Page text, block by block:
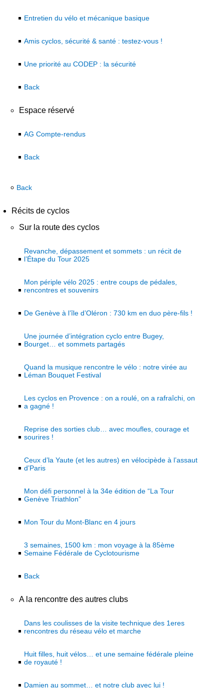
Entretien du vélo et mécanique basique
Amis cyclos, sécurité & santé : testez-vous !
Une priorité au CODEP : la sécurité
Back
Espace réservé
AG Compte-rendus
Back
Back
Récits de cyclos
Sur la route des cyclos
Revanche, dépassement et sommets : un récit de
l’Étape du Tour 2025
Mon périple vélo 2025 : entre coups de pédales,
rencontres et souvenirs
De Genève à l’île d’Oléron : 730 km en duo père-fils !
Une journée d’intégration cyclo entre Bugey,
Bourget… et sommets partagés
Quand la musique rencontre le vélo : notre virée au
Léman Bouquet Festival
Les cyclos en Provence : on a roulé, on a rafraîchi, on
a gagné !
Reprise des sorties club… avec moufles, courage et
sourires !
Ceux d’la Yaute (et les autres) en vélocipède à l’assaut
d’Paris
Mon défi personnel à la 34e édition de “La Tour
Genève Triathlon”
Mon Tour du Mont-Blanc en 4 jours
3 semaines, 1500 km : mon voyage à la 85ème
Semaine Fédérale de Cyclotourisme
Back
A la rencontre des autres clubs
Dans les coulisses de la visite technique des 1eres
rencontres du réseau vélo et marche
Huit filles, huit vélos… et une semaine fédérale pleine
de royauté !
Damien au sommet… et notre club avec lui !